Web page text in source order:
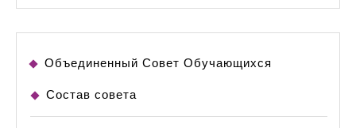
Объединенный Совет Обучающихся
Состав совета